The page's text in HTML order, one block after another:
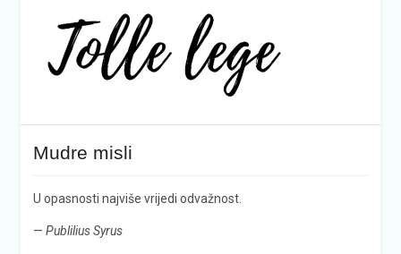
Mudre misli
U opasnosti najviše vrijedi odvažnost.
— Publilius Syrus